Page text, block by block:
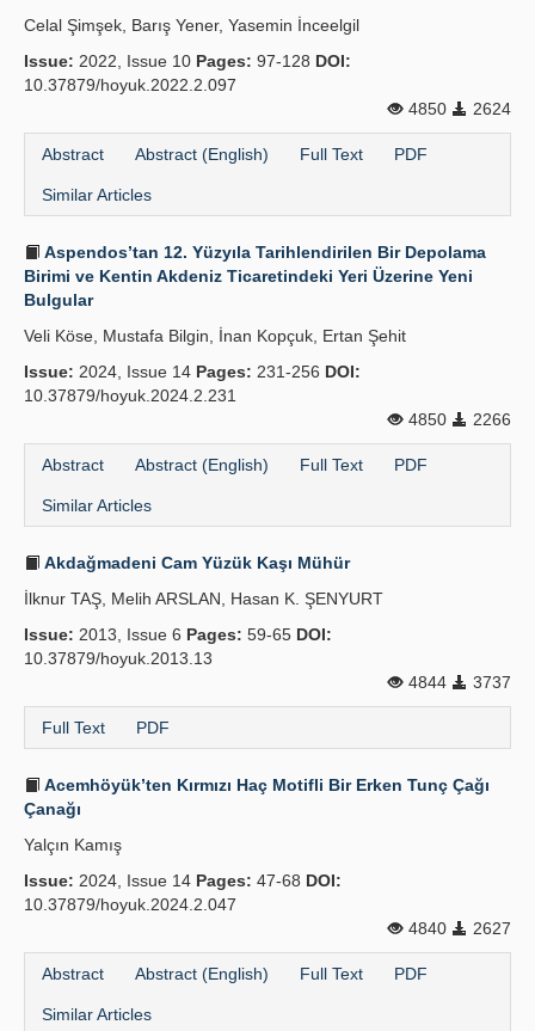
Celal Şimşek, Barış Yener, Yasemin İnceelgil
Issue: 2022, Issue 10 Pages: 97-128 DOI:
10.37879/hoyuk.2022.2.097
4850
2624
Abstract Abstract (English) Full Text PDF
Similar Articles
Aspendos’tan 12. Yüzyıla Tarihlendirilen Bir Depolama
Birimi ve Kentin Akdeniz Ticaretindeki Yeri Üzerine Yeni
Bulgular
Veli Köse, Mustafa Bilgin, İnan Kopçuk, Ertan Şehit
Issue: 2024, Issue 14 Pages: 231-256 DOI:
10.37879/hoyuk.2024.2.231
4850
2266
Abstract Abstract (English) Full Text PDF
Similar Articles
Akdağmadeni Cam Yüzük Kaşı Mühür
İlknur TAŞ, Melih ARSLAN, Hasan K. ŞENYURT
Issue: 2013, Issue 6 Pages: 59-65 DOI:
10.37879/hoyuk.2013.13
4844
3737
Full Text PDF
Acemhöyük’ten Kırmızı Haç Motifli Bir Erken Tunç Çağı
Çanağı
Yalçın Kamış
Issue: 2024, Issue 14 Pages: 47-68 DOI:
10.37879/hoyuk.2024.2.047
4840
2627
Abstract Abstract (English) Full Text PDF
Similar Articles